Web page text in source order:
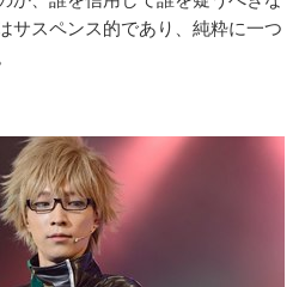
スペンス的であり、純粋に一つ